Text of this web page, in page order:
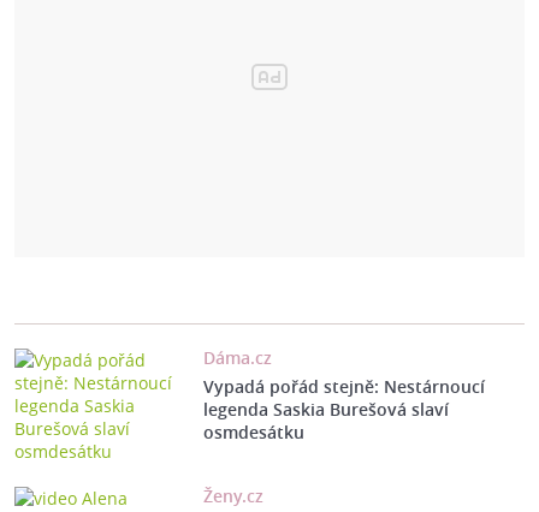
Dáma.cz
Vypadá pořád stejně: Nestárnoucí
legenda Saskia Burešová slaví
osmdesátku
Ženy.cz